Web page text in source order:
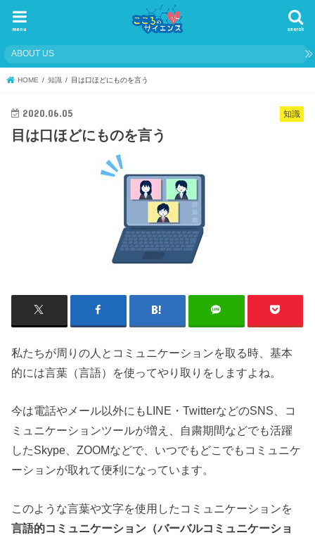
search
menu
ABOUT US
HOME 知識 目は口ほどにものを言う
知識
2020.06.05
目は口ほどにものを言う
私たちが周りの人とコミュニケーションを取る時、基本
的には言葉（言語）を使ってやり取りをしますよね。
今は電話やメール以外にもLINE・TwitterなどのSNS、コ
ミュニケーションツールが増え、自粛期間などでも活躍
したSkype、ZOOMなどで、いつでもどこでもコミュニケ
ーションが取れて便利になっています。
このような言葉や文字を使用したコミュニケーションを
言語的コミュニケーション（バーバルコミュニケーショ